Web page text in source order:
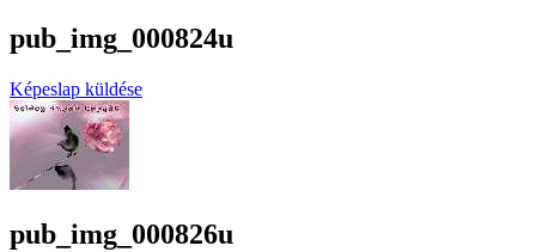
pub_img_000824u
Képeslap küldése
pub_img_000826u